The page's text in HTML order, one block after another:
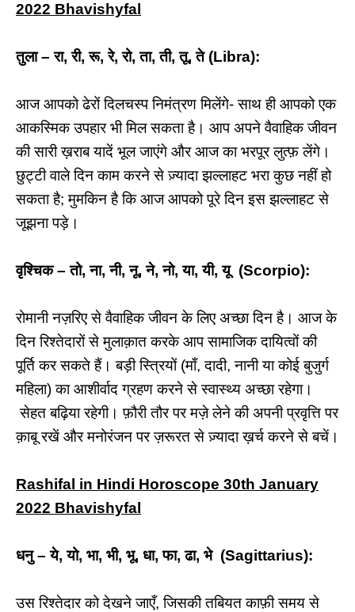
2022 Bhavishyfal
तुला – रा, री, रू, रे, रो, ता, ती, तू, ते (Libra):
आज आपको ढेरों दिलचस्प निमंत्रण मिलेंगे- साथ ही आपको एक
आकस्मिक उपहार भी मिल सकता है। आप अपने वैवाहिक जीवन
की सारी ख़राब यादें भूल जाएंगे और आज का भरपूर लुत्फ़ लेंगे।
छुट्टी वाले दिन काम करने से ज़्यादा झल्लाहट भरा कुछ नहीं हो
सकता है; मुमकिन है कि आज आपको पूरे दिन इस झल्लाहट से
जूझना पड़े।
वृश्चिक – तो, ना, नी, नू, ने, नो, या, यी, यू (Scorpio):
रोमानी नज़रिए से वैवाहिक जीवन के लिए अच्छा दिन है। आज के
दिन रिश्तेदारों से मुलाक़ात करके आप सामाजिक दायित्वों की
पूर्ति कर सकते हैं। बड़ी स्त्रियों (माँ, दादी, नानी या कोई बुजुर्ग
महिला) का आशीर्वाद ग्रहण करने से स्वास्थ्य अच्छा रहेगा।
सेहत बढ़िया रहेगी। फ़ौरी तौर पर मज़े लेने की अपनी प्रवृत्ति पर
क़ाबू रखें और मनोरंजन पर ज़रूरत से ज़्यादा ख़र्च करने से बचें।
Rashifal in Hindi Horoscope 30th January
2022 Bhavishyfal
धनु – ये, यो, भा, भी, भू, धा, फा, ढा, भे (Sagittarius):
उस रिश्तेदार को देखने जाएँ, जिसकी तबियत काफ़ी समय से